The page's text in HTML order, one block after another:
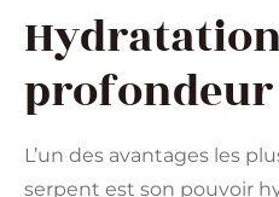
profondeur
L’un des avantages les
serpent est son pouvoir